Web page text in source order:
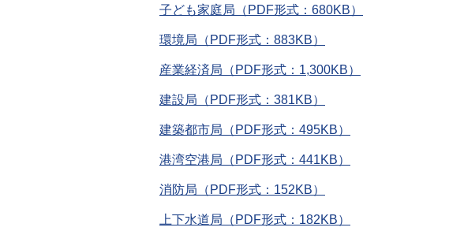
子ども家庭局（PDF形式：680KB）
環境局（PDF形式：883KB）
産業経済局（PDF形式：1,300KB）
建設局（PDF形式：381KB）
建築都市局（PDF形式：495KB）
港湾空港局（PDF形式：441KB）
消防局（PDF形式：152KB）
上下水道局（PDF形式：182KB）